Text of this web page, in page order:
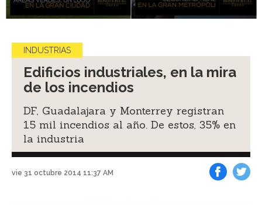
INDUSTRIAS
Edificios industriales, en la mira
de los incendios
DF, Guadalajara y Monterrey registran
15 mil incendios al año. De estos, 35% en
la industria
vie 31 octubre 2014 11:37 AM